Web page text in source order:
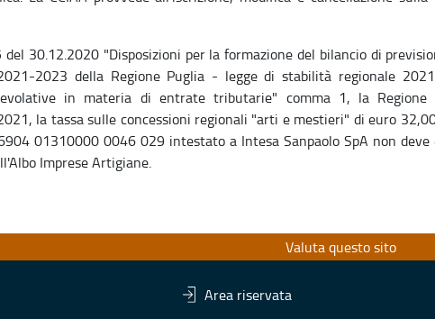
del 30.12.2020 "Disposizioni per la formazione del bilancio di
2023 della Regione Puglia - legge di stabilità regionale
in materia di entrate tributarie" comma 1, la Regione
la tassa sulle concessioni regionali "arti e mestieri" di euro
01310000 0046 029 intestato a Intesa Sanpaolo SpA non deve
Imprese Artigiane.
Valuta questo sito
Area riservata